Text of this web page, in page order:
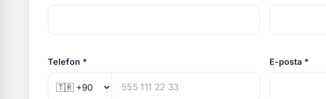
Telefon * E-posta *